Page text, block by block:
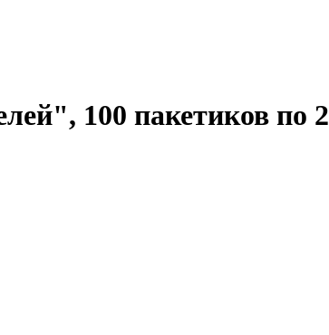
100 пакетиков по